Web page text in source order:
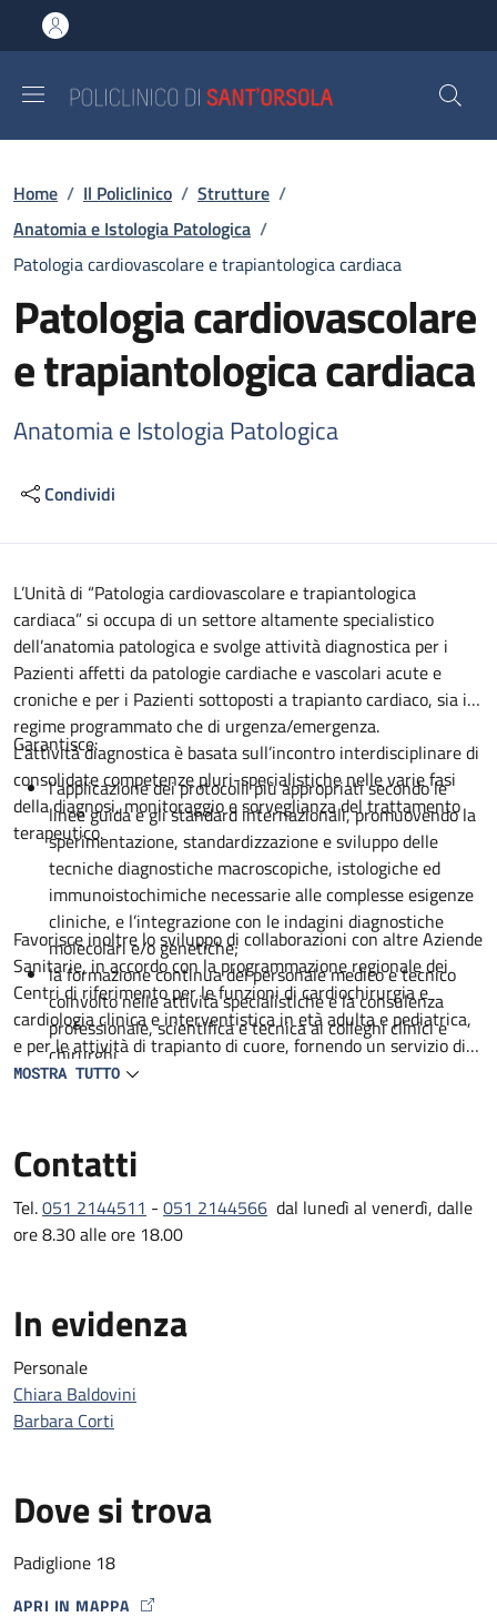
al contenuto principale
to footer content
Briciole di pane
Home / Il Policlinico / Strutture /
Anatomia e Istologia Patologica /
Patologia cardiovascolare e trapiantologica cardiaca
Patologia cardiovascolare
e trapiantologica cardiaca
Anatomia e Istologia Patologica
Condividi
Descrizione
L’Unità di “Patologia cardiovascolare e trapiantologica
cardiaca” si occupa di un settore altamente specialistico
dell’anatomia patologica e svolge attività diagnostica per i
Pazienti affetti da patologie cardiache e vascolari acute e
croniche e per i Pazienti sottoposti a trapianto cardiaco, sia in
regime programmato che di urgenza/emergenza.
L’attività diagnostica è basata sull’incontro interdisciplinare di
consolidate competenze pluri-specialistiche nelle varie fasi
della diagnosi, monitoraggio e sorveglianza del trattamento
terapeutico.
Garantisce:
l’applicazione dei protocolli più appropriati secondo le
linee guida e gli standard internazionali, promuovendo la
sperimentazione, standardizzazione e sviluppo delle
tecniche diagnostiche macroscopiche, istologiche ed
immunoistochimiche necessarie alle complesse esigenze
cliniche, e l’integrazione con le indagini diagnostiche
molecolari e/o genetiche;
la formazione continua del personale medico e tecnico
coinvolto nelle attività specialistiche e la consulenza
professionale, scientifica e tecnica ai colleghi clinici e
chirurghi.
Favorisce inoltre lo sviluppo di collaborazioni con altre Aziende
Sanitarie, in accordo con la programmazione regionale dei
Centri di riferimento per le funzioni di cardiochirurgia e
cardiologia clinica e interventistica in età adulta e pediatrica,
e per le attività di trapianto di cuore, fornendo un servizio di
consulenza specialistica.
nazionali e internazionali sia per quanto attiene alla disciplina
patologica che a quelle cardiologiche e cardiochirurgiche.
MOSTRA TUTTO
Contatti
Tel.051 2144511 - 051 2144566 dal lunedì al venerdì, dalle
ore 8.30 alle ore 18.00
In evidenza
Personale
Chiara Baldovini
Barbara Corti
Dove si trova
Padiglione 18
APRI IN MAPPA